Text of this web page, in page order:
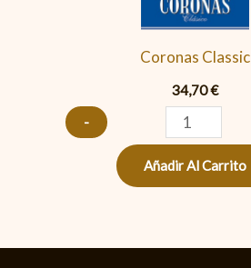
Coronas Classic
34,70€
-
Añadir Al Carrito